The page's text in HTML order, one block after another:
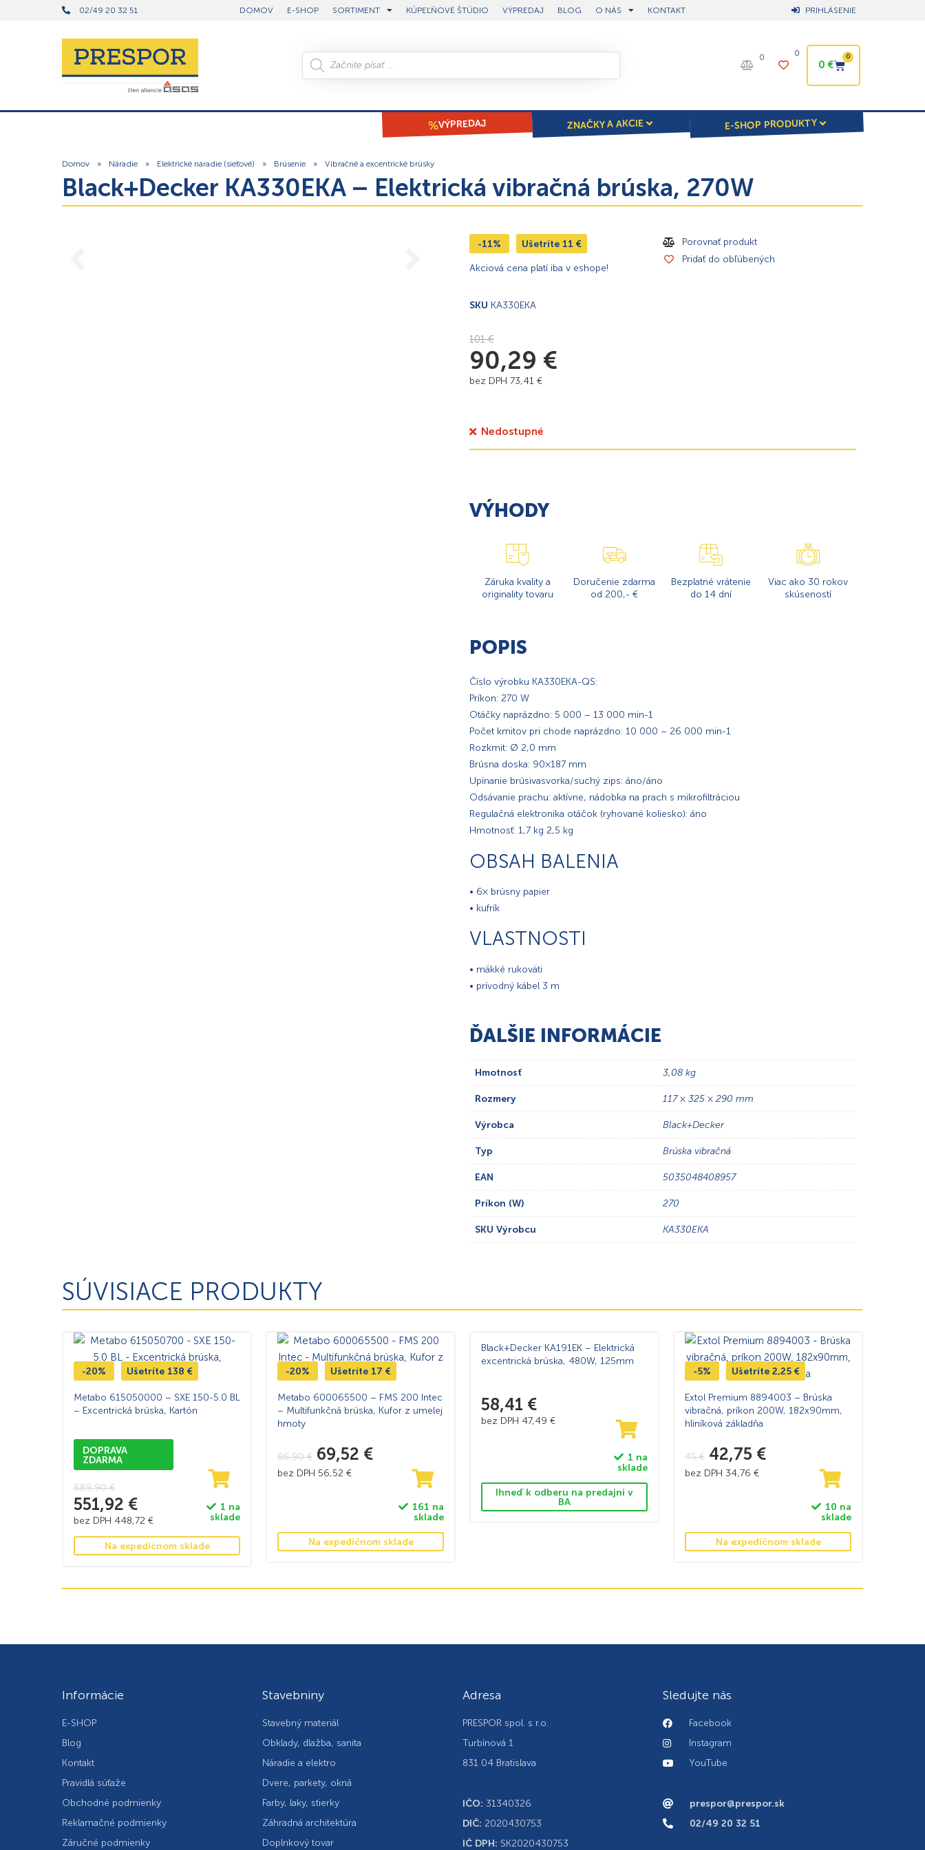
02/49 20 32 51 DOMOV E-SHOP SORTIMENT KÚPEĽŇOVÉ ŠTÚDIO VÝPREDAJ BLOG O NÁS KONTAKT PRIHLÁSENIE
0 0
0€
0
VÝPREDAJ ZNAČKY A AKCIE E-SHOP PRODUKTY
Domov » Náradie » Elektrické náradie (sieťové) » Brúsenie » Vibračné a excentrické brúsky
Black+Decker KA330EKA – Elektrická vibračná brúska, 270W
-11% Ušetríte 11 €
Akciová cena platí iba v eshope!
SKU KA330EKA
Porovnať produkt
Pridať do obľúbených
101€
90,29 €
bez DPH 73,41 €
Nedostupné
VÝHODY
Záruka kvality a
originality tovaru
Doručenie zdarma
od 200,- €
Bezplatné vrátenie
do 14 dní
Viac ako 30 rokov
skúseností
POPIS
Číslo výrobku KA330EKA-QS:
Príkon: 270 W
Otáčky naprázdno: 5 000 – 13 000 min-1
Počet kmitov pri chode naprázdno: 10 000 – 26 000 min-1
Rozkmit: Ø 2,0 mm
Brúsna doska: 90 × 187 mm
Upínanie brúsivasvorka/suchý zips: áno/áno
Odsávanie prachu: aktívne, nádobka na prach s mikrofiltráciou
Regulačná elektronika otáčok (ryhované koliesko): áno
Hmotnosť: 1,7 kg 2,5 kg
OBSAH BALENIA
• 6× brúsny papier
• kufrík
VLASTNOSTI
• mäkké rukoväti
• prívodný kábel 3 m
ĎALŠIE INFORMÁCIE
Hmotnosť 3,08 kg
Rozmery 117 × 325 × 290 mm
Výrobca Black+Decker
Typ Brúska vibračná
EAN 5035048408957
Príkon (W) 270
SKU Výrobcu KA330EKA
SÚVISIACE PRODUKTY
-20% Ušetríte 138 €
Metabo 615050000 – SXE 150-5.0 BL
– Excentrická brúska, Kartón
DOPRAVA
ZDARMA
689,90€
551,92 €
bez DPH 448,72 €
1 na
sklade
Na expedičnom sklade
-20% Ušetríte 17 €
Metabo 600065500 – FMS 200 Intec
– Multifunkčná brúska, Kufor z umelej
hmoty
86,90€ 69,52 €
bez DPH 56,52 €
161 na
sklade
Na expedičnom sklade
Black+Decker KA191EK – Elektrická
excentrická brúska, 480W, 125mm
58,41 €
bez DPH 47,49 €
1 na
sklade
Ihneď k odberu na predajni v
BA
-5% Ušetríte 2,25 €
Extol Premium 8894003 – Brúska
vibračná, príkon 200W, 182x90mm,
hliníková základňa
45€ 42,75 €
bez DPH 34,76 €
10 na
sklade
Na expedičnom sklade
Informácie
E-SHOP
Blog
Kontakt
Pravidlá súťaže
Obchodné podmienky
Reklamačné podmienky
Záručné podmienky
Stavebniny
Stavebný materiál
Obklady, dlažba, sanita
Náradie a elektro
Dvere, parkety, okná
Farby, laky, stierky
Záhradná architektúra
Doplnkový tovar
Adresa
PRESPOR spol. s r.o.
Turbínová 1
831 04 Bratislava
IČO: 31340326
DIČ: 2020430753
IČ DPH: SK2020430753
Sledujte nás
Facebook
Instagram
YouTube
prespor@prespor.sk
02/49 20 32 51